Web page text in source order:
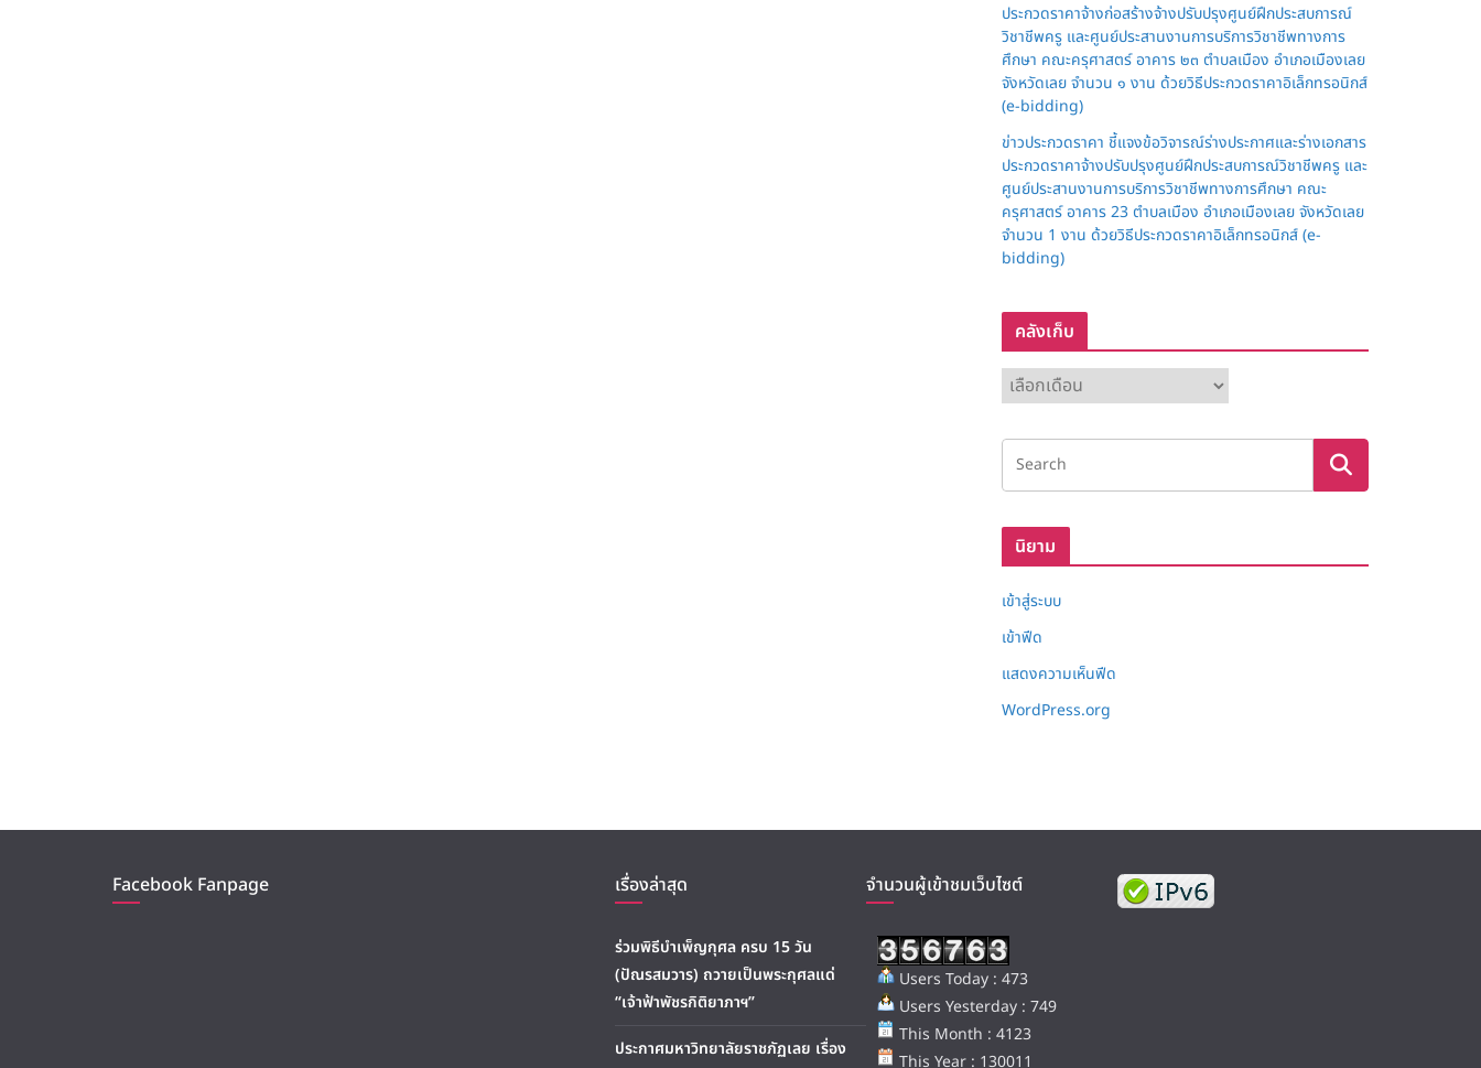
ประกวดราคาจ้างก่อสร้างจ้างปรับปรุงศูนย์ฝึกประสบการณ์
วิชาชีพครู และศูนย์ประสานงานการบริการวิชาชีพทางการ
ศึกษา คณะครุศาสตร์ อาคาร ๒๓ ตำบลเมือง อำเภอเมืองเลย
จังหวัดเลย จำนวน ๑ งาน ด้วยวิธีประกวดราคาอิเล็กทรอนิกส์
(e-bidding)
ข่าวประกวดราคา ชี้แจงข้อวิจารณ์ร่างประกาศและร่างเอกสาร
ประกวดราคาจ้างปรับปรุงศูนย์ฝึกประสบการณ์วิชาชีพครู และ
ศูนย์ประสานงานการบริการวิชาชีพทางการศึกษา คณะ
ครุศาสตร์ อาคาร 23 ตำบลเมือง อำเภอเมืองเลย จังหวัดเลย
จำนวน 1 งาน ด้วยวิธีประกวดราคาอิเล็กทรอนิกส์ (e-
bidding)
คลังเก็บ
ลั
ง
ก็
นิยาม
เข้าสู่ระบบ
เข้าฟีด
แสดงความเห็นฟีด
WordPress.org
Facebook Fanpage เรื่องล่าสุด
ร่วมพิธีบำเพ็ญกุศล ครบ 15 วัน
(ปัณรสมวาร) ถวายเป็นพระกุศลแด่
“เจ้าฟ้าพัชรกิติยาภาฯ”
ประกาศมหาวิทยาลัยราชภัฏเลย เรื่อง
จำนวนผู้เข้าชมเว็บไซต์
Users Today : 473
Users Yesterday : 749
This Month : 4123
This Year : 130011